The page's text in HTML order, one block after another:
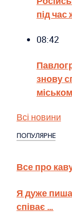
під
08:42
знову
Всі новини
ПОПУЛЯРНЕ
Все про
Я дуже
співає …